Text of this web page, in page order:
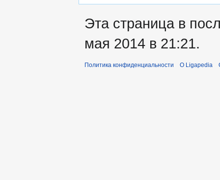
Эта страница в
мая 2014 в 21:21.
Политика конфиденциальности О Ligapedia